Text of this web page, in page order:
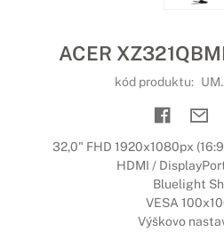
ACER
kód produktu:
32,0" FHD 1920x1080px
HDMI /
Bluelight
VESA
Výškovo